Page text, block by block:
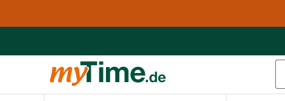
Zur Navigation springen